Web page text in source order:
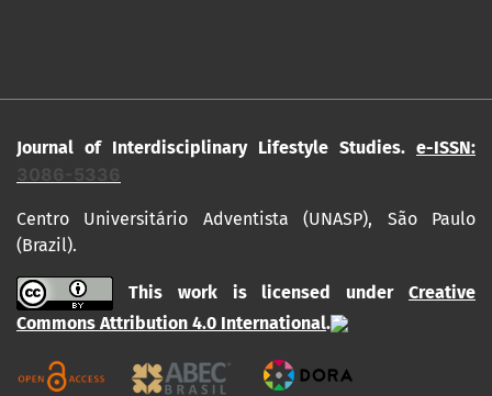
Journal of Interdisciplinary Lifestyle Studies. e-ISSN:
3086-5336
Centro Universitário Adventista (UNASP), São Paulo
(Brazil).
This work is licensed under Creative
Commons Attribution 4.0 International.